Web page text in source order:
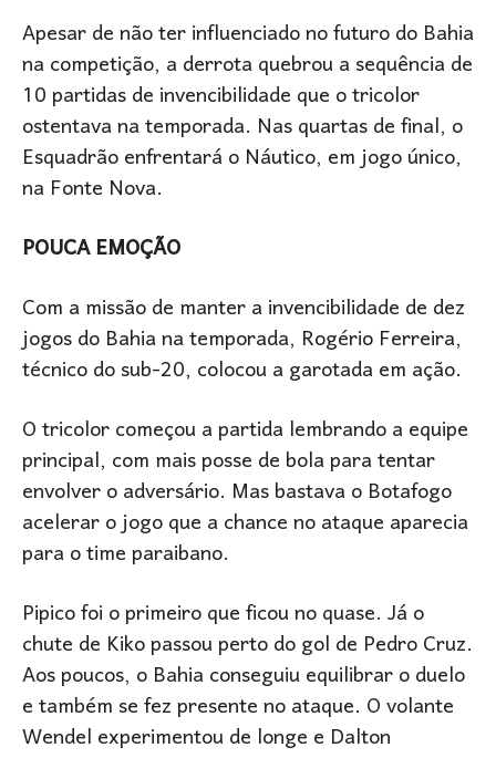
Apesar de não ter influenciado no futuro do Bahia
na competição, a derrota quebrou a sequência de
10 partidas de invencibilidade que o tricolor
ostentava na temporada. Nas quartas de final, o
Esquadrão enfrentará o Náutico, em jogo único,
na Fonte Nova.
POUCA EMOÇÃO
Com a missão de manter a invencibilidade de dez
jogos do Bahia na temporada, Rogério Ferreira,
técnico do sub-20, colocou a garotada em ação.
O tricolor começou a partida lembrando a equipe
principal, com mais posse de bola para tentar
envolver o adversário. Mas bastava o Botafogo
acelerar o jogo que a chance no ataque aparecia
para o time paraibano.
Pipico foi o primeiro que ficou no quase. Já o
chute de Kiko passou perto do gol de Pedro Cruz.
Aos poucos, o Bahia conseguiu equilibrar o duelo
e também se fez presente no ataque. O volante
Wendel experimentou de longe e Dalton